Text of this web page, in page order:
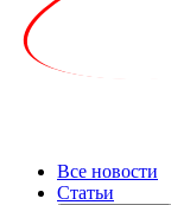
Все новости
Статьи